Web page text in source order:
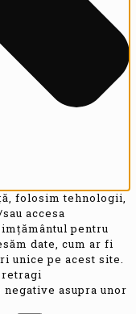
folosim tehnologii,
accesa
pentru
date, cum ar fi
unice pe acest site.
retragi
asupra unor